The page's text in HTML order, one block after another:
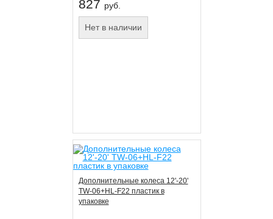
827 руб.
Нет в наличии
Дополнительные колеса 12'-20'
TW-06+HL-F22 пластик в
упаковке